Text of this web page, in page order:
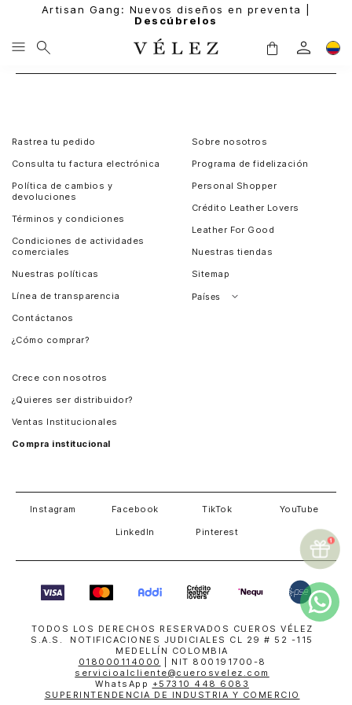
Artisan Gang: Nuevos diseños en preventa |
Descúbrelos
Rastrea tu pedido
Consulta tu factura electrónica
Política de cambios y
devoluciones
Términos y condiciones
Condiciones de actividades
comerciales
Nuestras políticas
Línea de transparencia
Contáctanos
¿Cómo comprar?
Sobre nosotros
Programa de fidelización
Personal Shopper
Crédito Leather Lovers
Leather For Good
Nuestras tiendas
Sitemap
Países
Crece con nosotros
¿Quieres ser distribuidor?
Ventas Institucionales
Compra institucional
Instagram Facebook TikTok YouTube
LinkedIn Pinterest
TODOS LOS DERECHOS RESERVADOS CUEROS VÉLEZ
S.A.S. NOTIFICACIONES JUDICIALES CL 29 # 52 -115
MEDELLÍN COLOMBIA
018000114000
| NIT 800191700-8
servicioalcliente@cuerosvelez.com
WhatsApp +57310 448 6083
SUPERINTENDENCIA DE INDUSTRIA Y COMERCIO